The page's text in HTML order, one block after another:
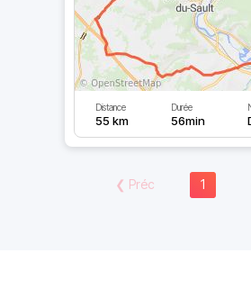
Distance
55 km
Durée
56min
❮ Préc 1